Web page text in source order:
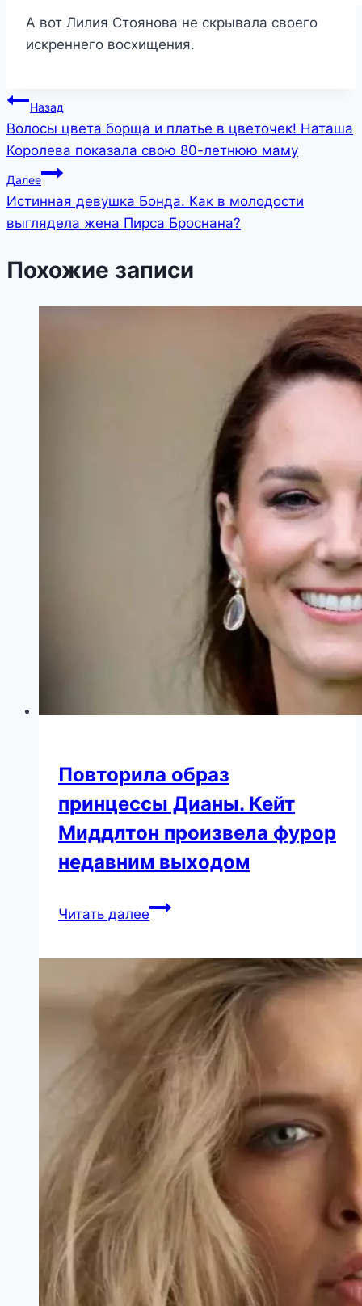
А вот Лилия Стоянова не скрывала своего
искреннего восхищения.
Навигация
по
записям
Назад
Волосы цвета борща и платье в цветочек! Наташа
Королева показала свою 80-летнюю маму
Далее
Истинная девушка Бонда. Как в молодости
выглядела жена Пирса Броснана?
Похожие записи
Повторила образ
принцессы Дианы. Кейт
Миддлтон произвела фурор
недавним выходом
Читать далееПовторила
Дианы.
Кейт
Миддлтон
произвела
фурор
недавним
выходом